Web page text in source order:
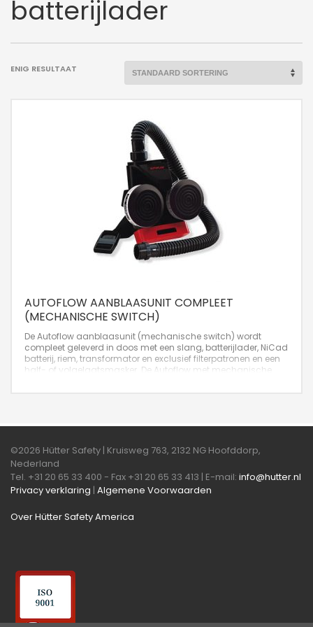
batterijlader
ENIG RESULTAAT
AUTOFLOW AANBLAASUNIT COMPLEET
(MECHANISCHE SWITCH)
De Autoflow aanblaasunit (mechanische switch) wordt
compleet geleverd in doos met een slang, batterijlader, NiCad
batterij, riem, transformator en exclusief filterpatronen en een
half- of volgelaatsmasker. De Autoflow met mechanische
©2026 Hütter Safety | Kruisweg 763, 2132 NG Hoofddorp,
Nederland
Tel. +31 20 65 33 400 - Fax +31 20 65 33 413 | E-mail: info@hutter.nl
Privacy verklaring | Algemene Voorwaarden
Over Hütter Safety America